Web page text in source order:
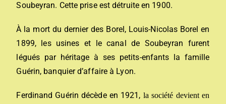
Soubeyran. Cette prise est détruite en 1900.
À la mort du dernier des Borel, Louis-Nicolas Borel en
1899, les usines et le canal de Soubeyran furent
légués par héritage à ses petits-enfants la famille
Guérin, banquier d’affaire à Lyon.
Ferdinand Guérin décède en 1921, la société devient en